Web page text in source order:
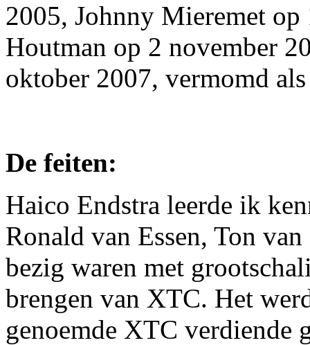
2005, Johnny Mieremet op
Houtman op 2 november
oktober 2007, vermomd
De feiten:
Haico Endstra leerde ik
Ronald van Essen, Ton
bezig waren met
brengen van XTC. Het
genoemde XTC verdiende